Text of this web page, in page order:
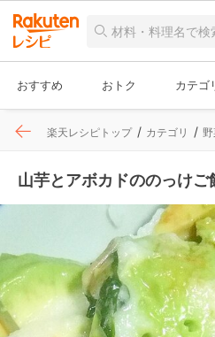
おすすめ おトク カテゴ
楽天レシピトップ カテゴリ
山芋とアボカドののっけご